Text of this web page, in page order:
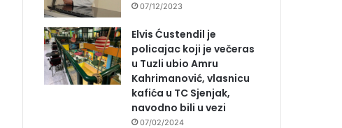
07/12/2023
Elvis Ćustendil je
policajac koji je večeras
u Tuzli ubio Amru
Kahrimanović, vlasnicu
kafića u TC Sjenjak,
navodno bili u vezi
07/02/2024